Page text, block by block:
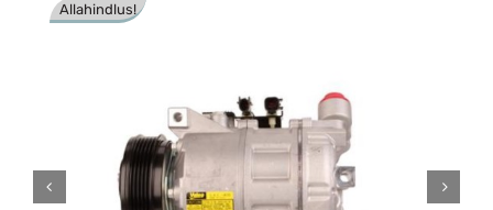
Allahindlus!